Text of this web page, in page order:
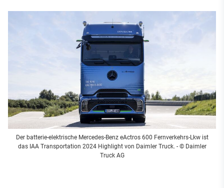
Der batterie-elektrische Mercedes-Benz eActros 600 Fernverkehrs-Lkw ist
das IAA Transportation 2024 Highlight von Daimler Truck. - © Daimler
Truck AG